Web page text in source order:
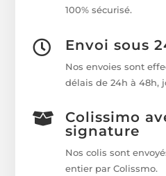
100% sécurisé.
 Envoi sous
Nos envoies sont
délais de 24h à 48h,

Colissimo
signature
Nos colis sont
entier par Colissmo.